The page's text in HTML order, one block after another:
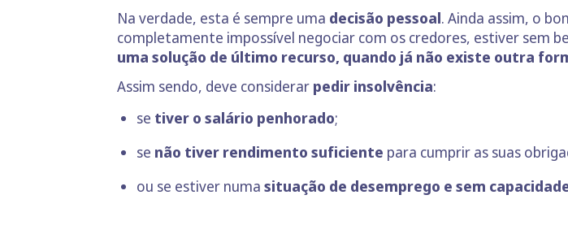
Na verdade, esta é sempre uma decisão pessoal. Ainda assim, o
completamente impossível negociar com os credores, estiver sem
uma solução de último recurso, quando já não existe outra
Assim sendo, deve considerar pedir insolvência:
se tiver o salário penhorado;
se não tiver rendimento suficiente para cumprir as suas
ou se estiver numa situação de desemprego e sem